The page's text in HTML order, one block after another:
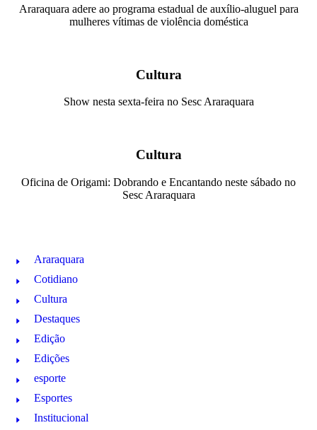
Araraquara adere ao programa estadual de auxílio-aluguel para
mulheres vítimas de violência doméstica
Cultura
Show nesta sexta-feira no Sesc Araraquara
Cultura
Oficina de Origami: Dobrando e Encantando neste sábado no
Sesc Araraquara
Araraquara
Cotidiano
Cultura
Destaques
Edição
Edições
esporte
Esportes
Institucional